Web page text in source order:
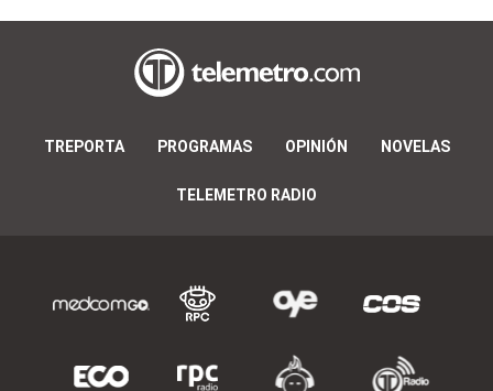
TREPORTA PROGRAMAS OPINIÓN NOVELAS
TELEMETRO RADIO